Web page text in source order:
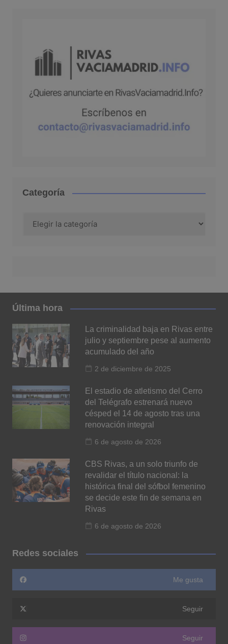
Categoría
Última hora
La criminalidad baja en Rivas entre
julio y septiembre pese al aumento
acumulado del año
2 de diciembre de 2025
El estadio de atletismo del Cerro
del Telégrafo estrenará nuevo
césped el 14 de agosto tras una
renovación integral
6 de agosto de 2026
CBS Rivas, a un solo triunfo de
revalidar el título nacional: la
histórica final del sófbol femenino
se decide este fin de semana en
Rivas
6 de agosto de 2026
Redes sociales
Me gusta
Seguir
Seguir